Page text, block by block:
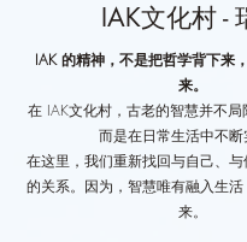
IAK文化村 -
IAK 的精神，不是把哲学背下来
来。
在 IAK文化村，古老的智慧并不局
而是在日常生活中不断
在这里，我们重新找回与自己、
的关系。因为，智慧唯有融入生
来。